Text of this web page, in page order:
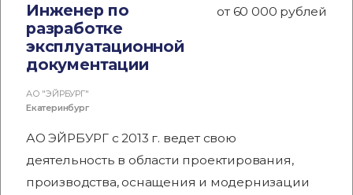
Инженер по
разработке
эксплуатационной
документации
от 60 000 рублей
АО "ЭЙРБУРГ"
Екатеринбург
АО ЭЙРБУРГ с 2013 г. ведет свою
деятельность в области проектирования,
производства, оснащения и модернизации